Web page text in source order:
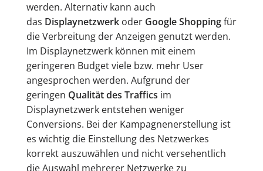
werden. Alternativ kann auch
das Displaynetzwerkoder Google Shoppingfür
die Verbreitung der Anzeigen genutzt werden.
Im Displaynetzwerk können mit einem
geringeren Budget viele bzw. mehr User
angesprochen werden. Aufgrund der
geringen Qualität des Traffics im
Displaynetzwerk entstehen weniger
Conversions. Bei der Kampagnenerstellung ist
es wichtig die Einstellung des Netzwerkes
korrekt auszuwählen und nicht versehentlich
die Auswahl mehrerer Netzwerke zu